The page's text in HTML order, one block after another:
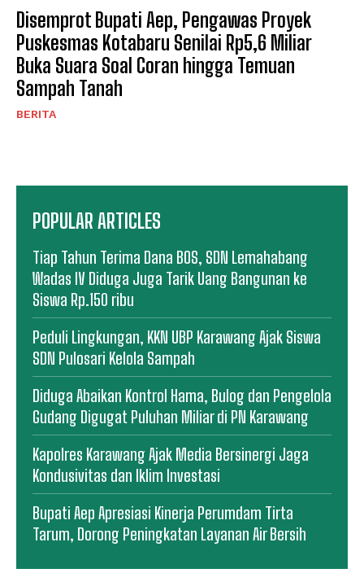
Disemprot Bupati Aep, Pengawas Proyek
Puskesmas Kotabaru Senilai Rp5,6 Miliar
Buka Suara Soal Coran hingga Temuan
Sampah Tanah
BERITA
POPULAR ARTICLES
Tiap Tahun Terima Dana BOS, SDN Lemahabang
Wadas IV Diduga Juga Tarik Uang Bangunan ke
Siswa Rp.150 ribu
Peduli Lingkungan, KKN UBP Karawang Ajak Siswa
SDN Pulosari Kelola Sampah
Diduga Abaikan Kontrol Hama, Bulog dan Pengelola
Gudang Digugat Puluhan Miliar di PN Karawang
Kapolres Karawang Ajak Media Bersinergi Jaga
Kondusivitas dan Iklim Investasi
Bupati Aep Apresiasi Kinerja Perumdam Tirta
Tarum, Dorong Peningkatan Layanan Air Bersih